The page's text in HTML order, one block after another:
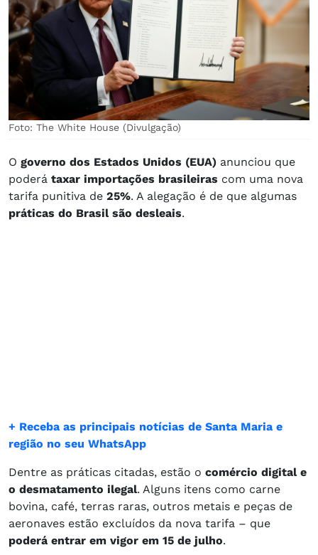
Foto: The White House (Divulgação)
O governo dos Estados Unidos (EUA) anunciou que
poderá taxar importações brasileiras com uma nova
tarifa punitiva de 25%. A alegação é de que algumas
práticas do Brasil são desleais.
+ Receba as principais notícias de Santa Maria e
região no seu WhatsApp
Dentre as práticas citadas, estão o comércio digital e
o desmatamento ilegal. Alguns itens como carne
bovina, café, terras raras, outros metais e peças de
aeronaves estão excluídos da nova tarifa – que
poderá entrar em vigor em 15 de julho.